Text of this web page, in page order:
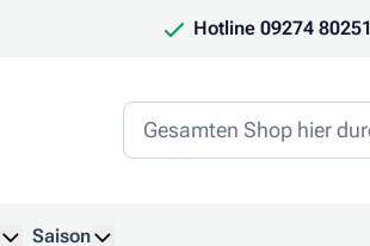
Hotline 09274 80251
Saison